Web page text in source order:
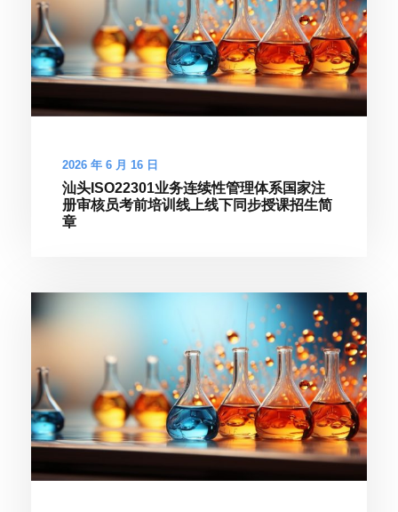
2026 年 6 月 16 日
汕头ISO22301业务连续性管理体系国家注
册审核员考前培训线上线下同步授课招生简
章